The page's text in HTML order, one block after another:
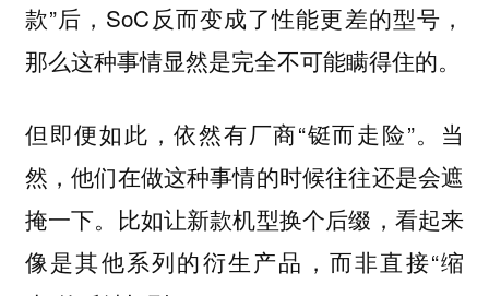
款”后，SoC反而变成了性能更差的型号，
那么这种事情显然是完全不可能瞒得住的。
但即便如此，依然有厂商“铤而走险”。当
然，他们在做这种事情的时候往往还是会遮
掩一下。比如让新款机型换个后缀，看起来
像是其他系列的衍生产品，而非直接“缩